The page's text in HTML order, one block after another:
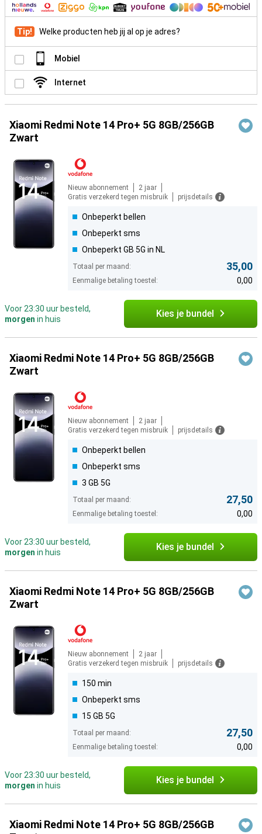
Tip! Welke producten heb jij al op je adres?
Mobiel
Internet
Xiaomi Redmi Note 14 Pro+ 5G 8GB/256GB
Zwart
Nieuw abonnement
2 jaar
Gratis verzekerd tegen misbruik
prijsdetails
Onbeperkt bellen
Onbeperkt sms
Onbeperkt GB 5G in NL
Totaal per maand: 35,00
Eenmalige betaling toestel: 0,00
Voor 23:30 uur besteld,
morgen in huis Kies je bundel
Xiaomi Redmi Note 14 Pro+ 5G 8GB/256GB
Zwart
Nieuw abonnement
2 jaar
Gratis verzekerd tegen misbruik
prijsdetails
Onbeperkt bellen
Onbeperkt sms
3 GB 5G
Totaal per maand: 27,50
Eenmalige betaling toestel: 0,00
Voor 23:30 uur besteld,
morgen in huis Kies je bundel
Xiaomi Redmi Note 14 Pro+ 5G 8GB/256GB
Zwart
Nieuw abonnement
2 jaar
Gratis verzekerd tegen misbruik
prijsdetails
150 min
Onbeperkt sms
15 GB 5G
Totaal per maand: 27,50
Eenmalige betaling toestel: 0,00
Voor 23:30 uur besteld,
morgen in huis Kies je bundel
Xiaomi Redmi Note 14 Pro+ 5G 8GB/256GB